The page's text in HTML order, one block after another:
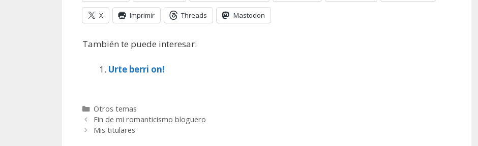
X Imprimir Threads Mastodon
También te puede interesar:
Urte berri on!
Categorías
Otros temas
Fin de mi romanticismo bloguero
Mis titulares